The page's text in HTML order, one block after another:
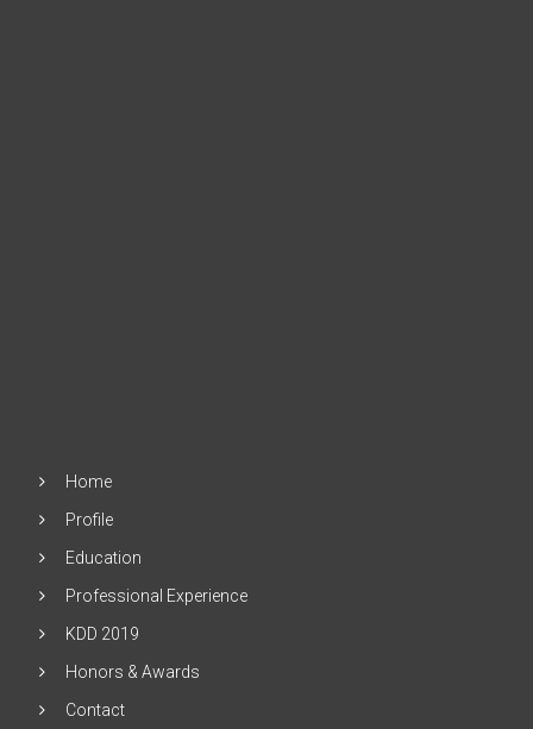
Home
Profile
Education
Professional Experience
KDD 2019
Honors & Awards
Contact